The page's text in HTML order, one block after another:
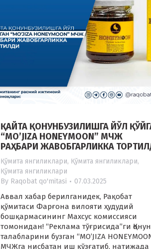
ҚАЙТА ҚОНУНБУЗИЛИШГА ЙЎЛ
“MO’JIZA HONEYMOON” МЧЖ
РАҲБАРИ ЖАВОБГАРЛИККА
Қўмита янгиликлари, Қўмита янгиликлари,
Қўмита янгиликлари
By Raqobat qo'mitasi 07.03.2025
Аввал хабар берилганидек, Рақобат
қўмитаси Фарғона вилояти ҳудудий
бошқармасининг Махсус комиссияси
томонидан! “Реклама тўғрисида”ги Қонун
талабларини бузган “MO’JIZA
МЧЖга нисбатан иш қўзғатиб, натижада